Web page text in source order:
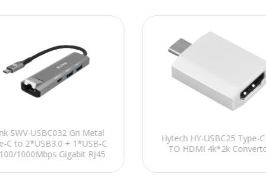
SWV-USBC032 Gri Metal
C to 2*USB3.0 + 1*USB-C
1000Mbps Gigabit RJ45
Hytech HY-USBC25 Type-C
TO HDMI 4k*2k